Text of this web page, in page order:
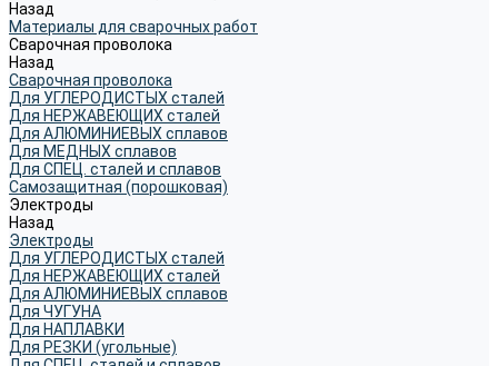
Назад
Материалы для сварочных работ
Сварочная проволока
Назад
Сварочная проволока
Для УГЛЕРОДИСТЫХ сталей
Для НЕРЖАВЕЮЩИХ сталей
Для АЛЮМИНИЕВЫХ сплавов
Для МЕДНЫХ сплавов
Для СПЕЦ. сталей и сплавов
Самозащитная (порошковая)
Электроды
Назад
Электроды
Для УГЛЕРОДИСТЫХ сталей
Для НЕРЖАВЕЮЩИХ сталей
Для АЛЮМИНИЕВЫХ сплавов
Для ЧУГУНА
Для НАПЛАВКИ
Для РЕЗКИ (угольные)